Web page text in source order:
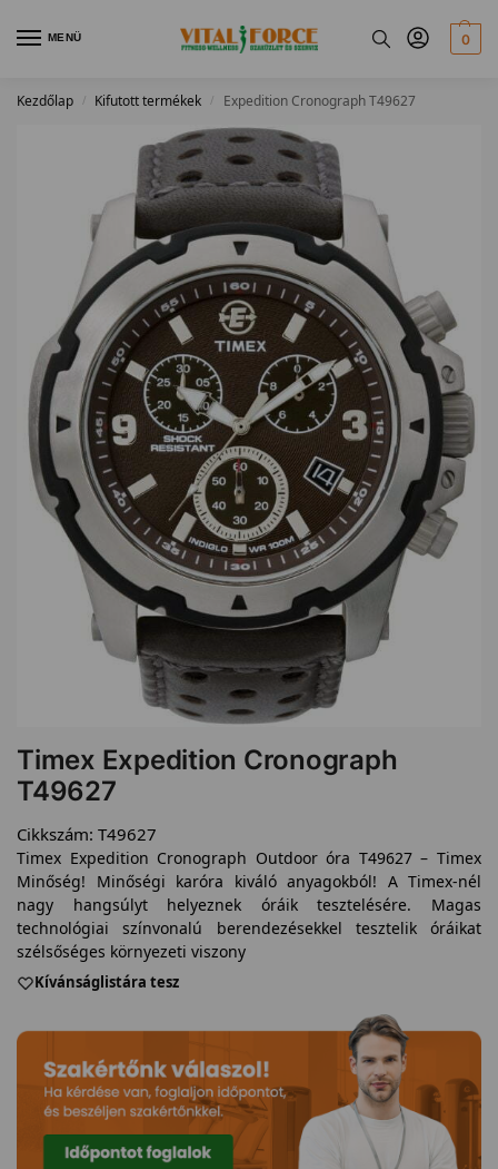
MENÜ 0
Kezdőlap / Kifutott termékek / Expedition Cronograph T49627
Timex Expedition Cronograph
T49627
Cikkszám: T49627
Timex Expedition Cronograph Outdoor óra T49627 – Timex
Minőség! Minőségi karóra kiváló anyagokból! A Timex-nél
nagy hangsúlyt helyeznek óráik tesztelésére. Magas
technológiai színvonalú berendezésekkel tesztelik óráikat
szélsőséges környezeti viszony
Kívánságlistára tesz